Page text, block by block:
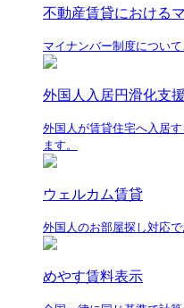
不動産賃貸における
マイナンバー制度につい
外国人入居円滑化支援
外国人が賃貸住宅へ入居
ます。
ウェルカム賃貸
外国人のお部屋探し対応
めやす賃料表示